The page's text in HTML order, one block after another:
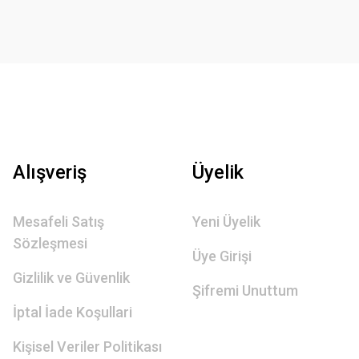
Alışveriş
Mesafeli Satış
Sözleşmesi
Gizlilik ve Güvenlik
İptal İade Koşullari
Kişisel Veriler Politikası
Üyelik
Yeni Üyelik
Üye Girişi
Şifremi Unuttum